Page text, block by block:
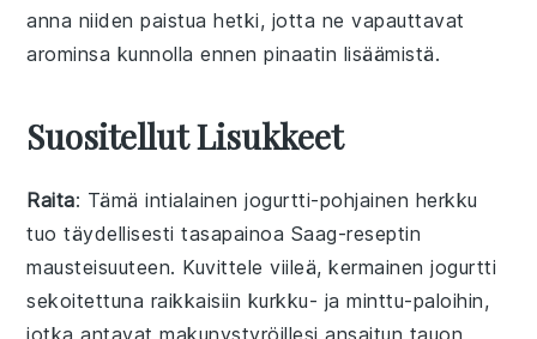
anna niiden paistua hetki, jotta ne vapauttavat
arominsa kunnolla ennenpinaatin lisäämistä.
Suositellut Lisukkeet
Raita: Tämäintialainen jogurtti-pohjainen herkku
tuo täydellisesti tasapainoa Saag-reseptin
mausteisuuteen. Kuvittele viileä, kermainenjogurtti
sekoitettuna raikkaisiin kurkku- jaminttu-paloihin,
jotka antavat makunystyröillesi ansaitun tauon